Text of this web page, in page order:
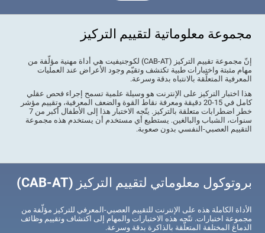
مجموعة معلوماتية لتقييم التركيز
إنّ مجموعة تقييم التركيز (CAB-AT) لكوجنيفيت هي أداة مهنية مؤلّفة من
مهام مثبتة واختبارات طبية تكتشف وتقيّم وجود الأعراض عند العمليات
المعرفية المتعلّقة بالانتباه بدقة وسرعة.
هذا اختبار التركيز على الإنترنت هو وسيلة علمية تسمح إجراء فحص عقلي
كامل في 15-20 دقيقة ومعرفة نقاط القوة والضعف المعرفية، وتقييم مؤشر
خطر اضطرابات متعلقة بالتركيز. يتّجه الاختبار هذا إلى الأطفال أكبر من 7
سنوات، الشباب والبالغين. يستطيع أي مستخدم أن يستخدم هذه مجموعة
التقييم العصبي-النفسي بدون صعوبة.
بروتوكول معلوماتي لتقييم التركيز (CAB-AT)
الأداة الكاملة هذه على الإنترنت للتقييم العصبي-المعرفي للتركيز مؤلّفة من
مجموعة اختبارات. تتّجه هذه الاختبارات والمهام إلى اكتشاف وتقييم وظائف
الدماغ المختلفة المتعلّقة بالذاكرة بدقة وسرعة.